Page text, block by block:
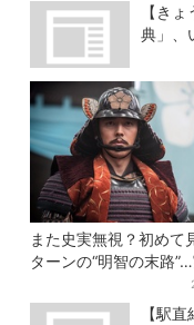
【き
典」、
また史実無視？初めて
ターンの“明智の末路
ありえなくもない！？
兄弟】
【駅